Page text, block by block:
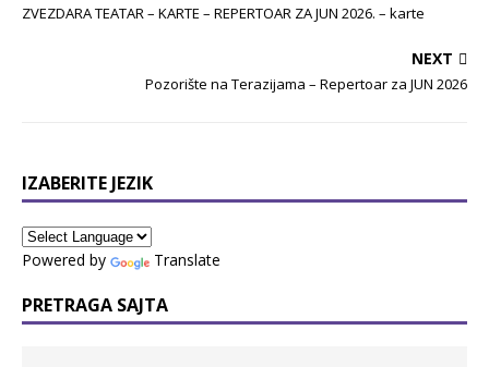
ZVEZDARA TEATAR – KARTE – REPERTOAR ZA JUN 2026. – karte
NEXT
Pozorište na Terazijama – Repertoar za JUN 2026
IZABERITE JEZIK
Powered by Translate
PRETRAGA SAJTA